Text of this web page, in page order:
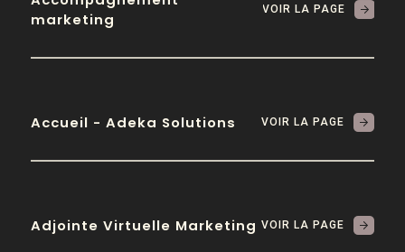
marketing
VOIR LA PAGE
Accueil - Adeka Solutions VOIR LA PAGE
Adjointe Virtuelle Marketing VOIR LA PAGE